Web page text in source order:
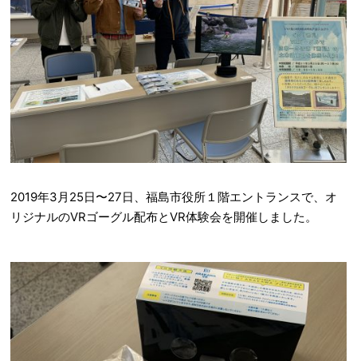
2019年3月25日〜27日、福島市役所１階エントランスで、オ
リジナルのVRゴーグル配布とVR体験会を開催しました。